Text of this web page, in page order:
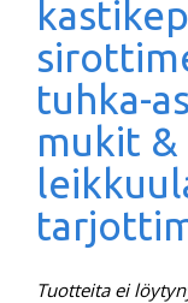
tuhka-
mukit
Tuotteita ei